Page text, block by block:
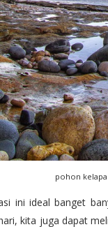
pohon
ini ideal banget
kita juga dapat